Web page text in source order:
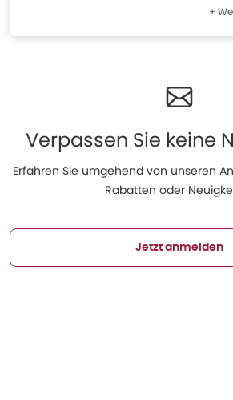
+
Verpassen Sie keine
Erfahren Sie umgehend von unseren
Rabatten oder
Jetzt anmelden